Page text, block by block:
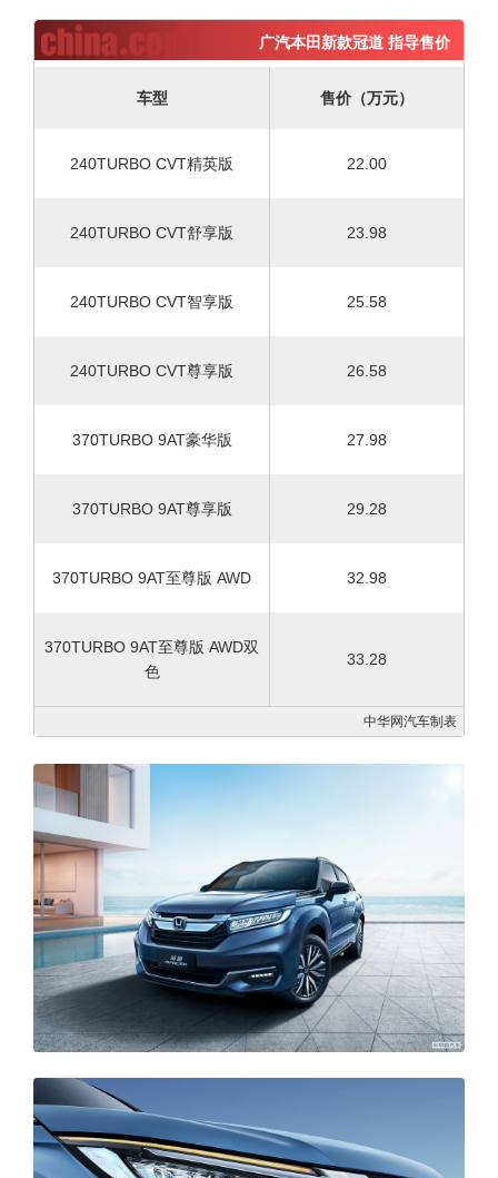
广汽本田新款冠道 指导售价
车型 售价（万元）
240TURBO CVT精英版 22.00
240TURBO CVT舒享版 23.98
240TURBO CVT智享版 25.58
240TURBO CVT尊享版 26.58
370TURBO 9AT豪华版 27.98
370TURBO 9AT尊享版 29.28
370TURBO 9AT至尊版 AWD 32.98
370TURBO 9AT至尊版 AWD双
色
33.28
中华网汽车制表